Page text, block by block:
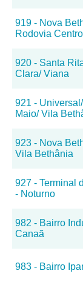
919 - Nova
Rodovia
920 - Santa
Clara/ Viana
921 -
Maio/ Vila
923 - Nova
Vila Bethânia
927 - Terminal
- Noturno
982 - Bairro
Canaã
983 - Bairro